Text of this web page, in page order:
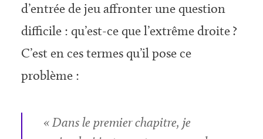
d’entrée de jeu affronter une question
difficile : qu’est-ce que l’extrême droite ?
C’est en ces termes qu’il pose ce
problème :
« Dans le premier chapitre, je